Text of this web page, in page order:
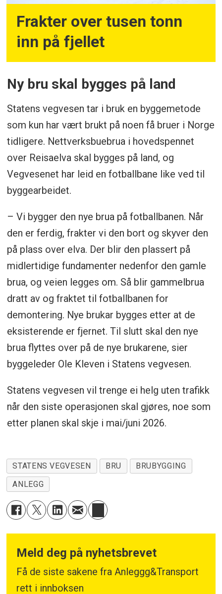
Frakter over tusen tonn
inn på fjellet
Ny bru skal bygges på land
Statens vegvesen tar i bruk en byggemetode
som kun har vært brukt på noen få bruer i Norge
tidligere. Nettverksbuebrua i hovedspennet
over Reisaelva skal bygges på land, og
Vegvesenet har leid en fotballbane like ved til
byggearbeidet.
– Vi bygger den nye brua på fotballbanen. Når
den er ferdig, frakter vi den bort og skyver den
på plass over elva. Der blir den plassert på
midlertidige fundamenter nedenfor den gamle
brua, og veien legges om. Så blir gammelbrua
dratt av og fraktet til fotballbanen for
demontering. Nye brukar bygges etter at de
eksisterende er fjernet. Til slutt skal den nye
brua flyttes over på de nye brukarene, sier
byggeleder Ole Kleven i Statens vegvesen.
Statens vegvesen vil trenge ei helg uten trafikk
når den siste operasjonen skal gjøres, noe som
etter planen skal skje i mai/juni 2026.
STATENS VEGVESEN BRU
BRUBYGGING
ANLEGG
Meld deg på nyhetsbrevet
Få de siste sakene fra Anleggg&Transport
rett i innboksen